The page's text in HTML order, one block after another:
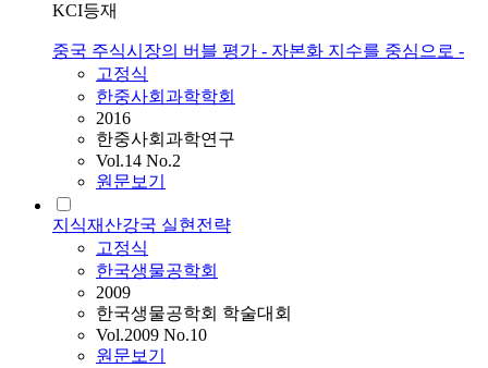
KCI등재
중국 주식시장의 버블 평가 - 자본화 지수를 중심으로 -
고정식
한중사회과학학회
2016
한중사회과학연구
Vol.14 No.2
원문보기
지식재산강국 실현전략
고정식
한국생물공학회
2009
한국생물공학회 학술대회
Vol.2009 No.10
원문보기